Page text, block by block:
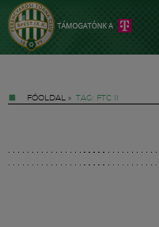
FŐOLDAL » TAG: FTC II